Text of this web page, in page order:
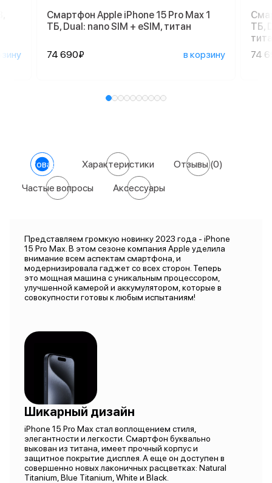
Смартфон Apple iPhone 15 Pro Max 1
ТБ, Dual: nano SIM + eSIM, титан
74 690₽ в корзину
ТБ,
74
О товаре Характеристики Отзывы(0)
Частые вопросы Аксессуары
Представляем громкую новинку 2023 года - iPhone
15 Pro Max. В этом сезоне компания Apple уделила
внимание всем аспектам смартфона, и
модернизировала гаджет со всех сторон. Теперь
это мощная машина с уникальным процессором,
улучшенной камерой и аккумулятором, которые в
совокупности готовы к любым испытаниям!
Шикарный дизайн
iPhone 15 Pro Max стал воплощением стиля,
элегантности и легкости. Смартфон буквально
выкован из титана, имеет прочный корпус и
защитное покрытие дисплея. А еще он доступен в
совершенно новых лаконичных расцветках: Natural
Titanium, Blue Titanium, White и Black.